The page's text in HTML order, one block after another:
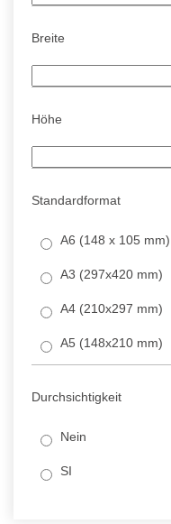
Breite
Höhe
Standardformat
A6 (148 x 105 mm)
A3 (297x420 mm)
A4 (210x297 mm)
A5 (148x210 mm)
Durchsichtigkeit
Nein
SI